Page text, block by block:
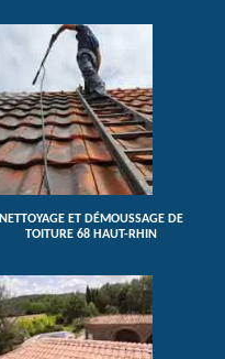
NETTOYAGE ET DÉMOUSSAGE DE
TOITURE 68 HAUT-RHIN